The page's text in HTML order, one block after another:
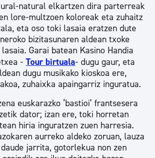
natural elkartzen dira parterreak
lore-multzoen koloreak eta zuhaitz
eta oso toki lasaia eratzen dute
bizitasunaren aldean txoke
Garai batean Kasino Handia
- Tour birtuala- dugu gaur, eta
dugu musikako kioskoa ere,
zuhaixka apaingarriz inguratua.
euskarazko ‘bastioi’ frantsesera
dator; izan ere, toki horretan
hiria inguratzen zuen harresia.
aurreko aldeko zoruan, lauza
jarrita, gotorlekua non zen